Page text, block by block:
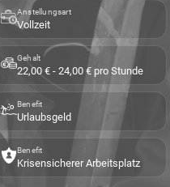
Anstellungsart
Vollzeit
Gehalt
22,00 € - 24,00 € pro Stunde
Benefit
Urlaubsgeld
Benefit
Krisensicherer Arbeitsplatz